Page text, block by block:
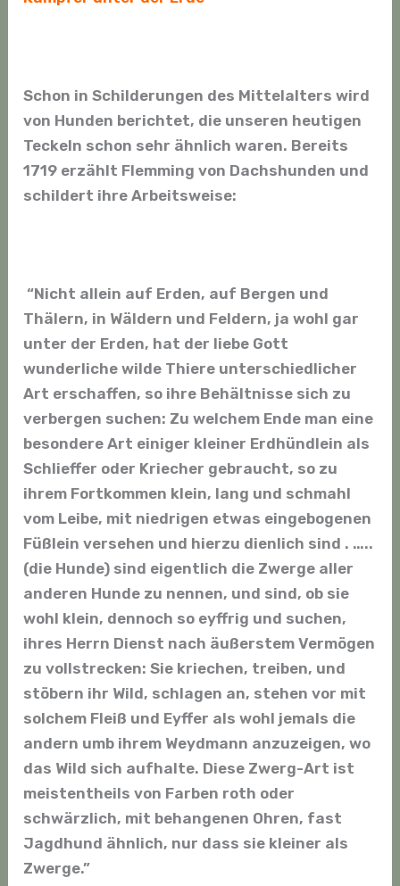
Schon in Schilderungen des Mittelalters wird
von Hunden berichtet, die unseren heutigen
Teckeln schon sehr ähnlich waren. Bereits
1719 erzählt Flemming von Dachshunden und
schildert ihre Arbeitsweise:
“Nicht allein auf Erden, auf Bergen und
Thälern, in Wäldern und Feldern, ja wohl gar
unter der Erden, hat der liebe Gott
wunderliche wilde Thiere unterschiedlicher
Art erschaffen, so ihre Behältnisse sich zu
verbergen suchen: Zu welchem Ende man eine
besondere Art einiger kleiner Erdhündlein als
Schlieffer oder Kriecher gebraucht, so zu
ihrem Fortkommen klein, lang und schmahl
vom Leibe, mit niedrigen etwas eingebogenen
Füßlein versehen und hierzu dienlich sind . …..
(die Hunde) sind eigentlich die Zwerge aller
anderen Hunde zu nennen, und sind, ob sie
wohl klein, dennoch so eyffrig und suchen,
ihres Herrn Dienst nach äußerstem Vermögen
zu vollstrecken: Sie kriechen, treiben, und
stöbern ihr Wild, schlagen an, stehen vor mit
solchem Fleiß und Eyffer als wohl jemals die
andern umb ihrem Weydmann anzuzeigen, wo
das Wild sich aufhalte. Diese Zwerg-Art ist
meistentheils von Farben roth oder
schwärzlich, mit behangenen Ohren, fast
Jagdhund ähnlich, nur dass sie kleiner als
Zwerge.”